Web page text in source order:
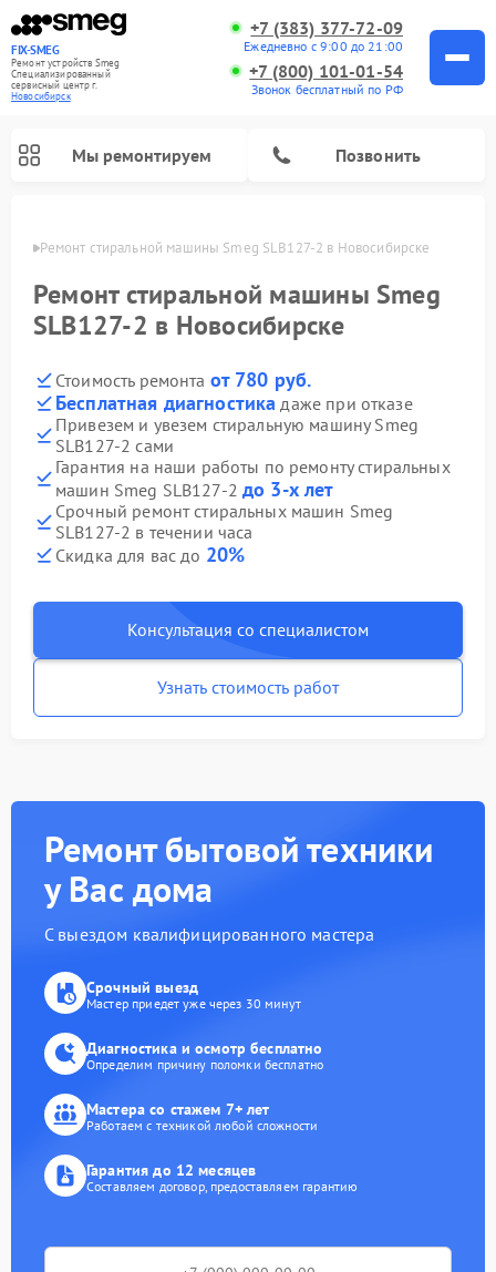
FIX-SMEG
Ремонт устройств Smeg
Специализированный
cервисный центр г.
Новосибирск
+7 (383) 377-72-09
Ежедневно с 9:00 до 21:00
+7 (800) 101-01-54
Звонок бесплатный по РФ
Мы ремонтируем Позвонить
Ремонт стиральной машины Smeg SLB127-2 в Новосибирске
Ремонт стиральной машины Smeg
SLB127-2 в Новосибирске
Стоимость ремонта от 780 руб.
Бесплатная диагностика даже при отказе
Привезем и увезем стиральную машину Smeg
SLB127-2 сами
Гарантия на наши работы по ремонту стиральных
машин Smeg SLB127-2 до 3-х лет
Срочный ремонт стиральных машин Smeg
SLB127-2 в течении часа
Скидка для вас до 20%
Консультация со специалистом
Узнать стоимость работ
Ремонт бытовой техники
у Вас дома
С выездом квалифицированного мастера
Срочный выезд
Мастер приедет уже через 30 минут
Диагностика и осмотр бесплатно
Определим причину поломки бесплатно
Мастера со стажем 7+ лет
Работаем с техникой любой сложности
Гарантия до 12 месяцев
Составляем договор, предоставляем гарантию